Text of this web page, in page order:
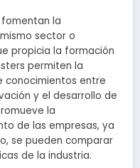
la
sector o
propicia la formación
permiten la
conocimientos entre
y el desarrollo de
la
de las empresas, ya
se pueden comparar
de la industria.